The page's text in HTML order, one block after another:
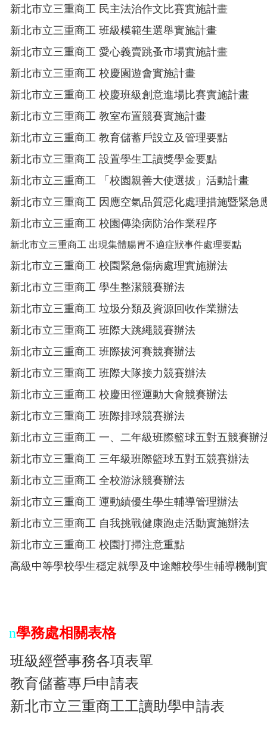
新北市立三重商工 民主法治作文比賽實施計畫
新北市立三重商工 班級模範生選舉實施計畫
新北市立三重商工 愛心義賣跳蚤市場實施計畫
新北市立三重商工 校慶園遊會實施計畫
新北市立三重商工 校慶班級創意進場比賽實施計畫
新北市立三重商工 教室布置競賽實施計畫
新北市立三重商工 教育儲蓄戶設立及管理要點
新北市立三重商工 設置學生工讀獎學金要點
新北市立三重商工 「校園親善大使選拔」活動計畫
新北市立三重商工 因應空氣品質惡化處理措施暨緊急
新北市立三重商工 校園傳染病防治作業程序
新北市立三重商工 出現集體腸胃不適症狀事件處理要點
新北市立三重商工 校園緊急傷病處理實施辦法
新北市立三重商工 學生整潔競賽辦法
新北市立三重商工 垃圾分類及資源回收作業辦法
新北市立三重商工 班際大跳繩競賽辦法
新北市立三重商工 班際拔河賽競賽辦法
新北市立三重商工 班際大隊接力競賽辦法
新北市立三重商工 校慶田徑運動大會競賽辦法
新北市立三重商工 班際排球競賽辦法
新北市立三重商工 一、二年級班際籃球五對五競賽辦
新北市立三重商工 三年級班際籃球五對五競賽辦法
新北市立三重商工 全校游泳競賽辦法
新北市立三重商工 運動績優生學生輔導管理辦法
新北市立三重商工 自我挑戰健康跑走活動實施辦法
新北市立三重商工 校園打掃注意重點
高級中等學校學生穩定就學及中途離校學生輔導機制
n學務處相關表格
班級經營事務各項表單
教育儲蓄專戶申請表
新北市立三重商工工讀助學申請表